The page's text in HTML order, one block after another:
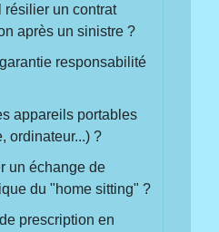
résilier un contrat
après un sinistre ?
responsabilité
appareils portables
ordinateur...) ?
un échange de
du "home sitting" ?
prescription en